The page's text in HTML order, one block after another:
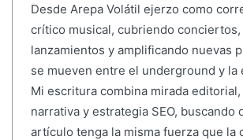
Desde Arepa Volátil ejerzo como
crítico musical, cubriendo conciertos,
lanzamientos y amplificando nuevas
se mueven entre el underground y la
Mi escritura combina mirada
narrativa y estrategia SEO, buscando
artículo tenga la misma fuerza que la